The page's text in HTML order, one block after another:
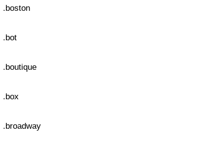
.boston
.bot
.boutique
.box
.broadway